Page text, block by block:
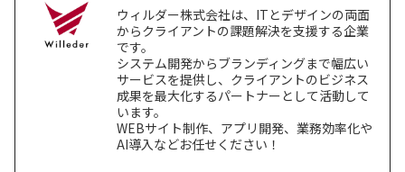
ウィルダー株式会社は、ITとデザインの両面
からクライアントの課題解決を支援する企業
です。
システム開発からブランディングまで幅広い
サービスを提供し、クライアントのビジネス
成果を最大化するパートナーとして活動して
います。
WEBサイト制作、アプリ開発、業務効率化や
AI導入などお任せください！